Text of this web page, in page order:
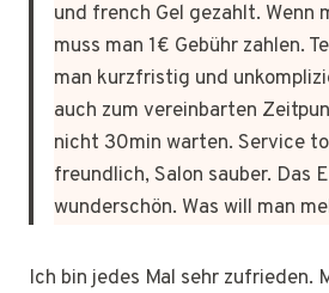
und french Gel gezahlt. Wenn
muss man 1€ Gebühr zahlen.
man kurzfristig und
auch zum vereinbarten
nicht 30min warten. Service
freundlich, Salon sauber. Das
wunderschön. Was will man
Ich bin jedes Mal sehr zufrieden.